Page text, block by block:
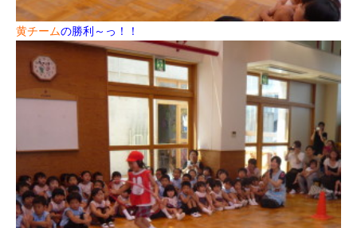
黄チームの勝利～っ！！